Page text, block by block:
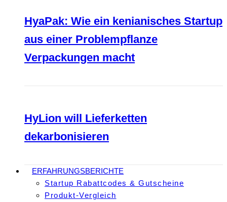
HyaPak: Wie ein kenianisches Startup
aus einer Problempflanze
Verpackungen macht
HyLion will Lieferketten
dekarbonisieren
ERFAHRUNGSBERICHTE
Startup Rabattcodes & Gutscheine
Produkt-Vergleich